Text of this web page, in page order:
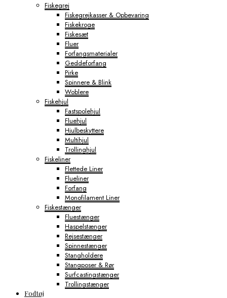
Fiskegrej
Fiskegrejkasser & Opbevaring
Fiskekroge
Fiskesæt
Fluer
Forfangsmaterialer
Geddeforfang
Pirke
Spinnere & Blink
Woblere
Fiskehjul
Fastspolehjul
Fluehjul
Hjulbeskyttere
Multihjul
Trollinghjul
Fiskeliner
Flettede Liner
Flueliner
Forfang
Monofilament Liner
Fiskestænger
Fluestænger
Haspelstænger
Rejsestænger
Spinnestænger
Stangholdere
Stangposer & Rør
Surfcastingstænger
Trollingstænger
Fodtøj